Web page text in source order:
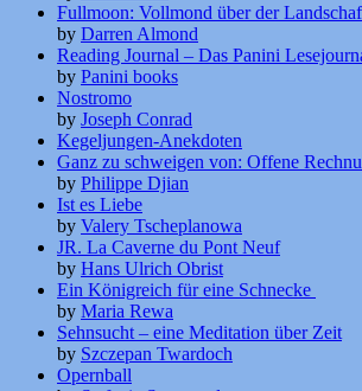
Fullmoon: Vollmond über der
by Darren Almond
Reading Journal – Das Panini
by Panini books
Nostromo
by Joseph Conrad
Kegeljungen-Anekdoten
Ganz zu schweigen von: Offene
by Philippe Djian
Ist es Liebe
by Valery Tscheplanowa
JR. La Caverne du Pont Neuf
by Hans Ulrich Obrist
Ein Königreich für eine Schnecke
by Maria Rewa
Sehnsucht – eine Meditation über Zeit
by Szczepan Twardoch
Opernball